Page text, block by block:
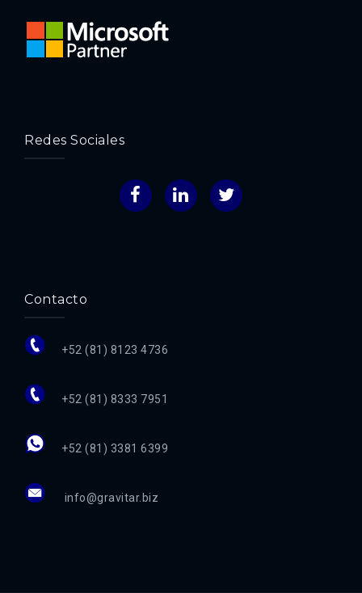
Redes Sociales
FacebookLinkedInTwitter
Contacto
+52 (81) 8123 4736
+52 (81) 8333 7951
+52 (81) 3381 6399
info@gravitar.biz